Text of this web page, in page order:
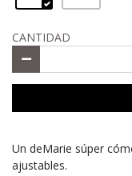
CANTIDAD
Un deMarie súper
ajustables.